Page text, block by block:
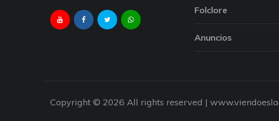
Folclore
Anuncios
Copyright © 2026 All rights reserved |